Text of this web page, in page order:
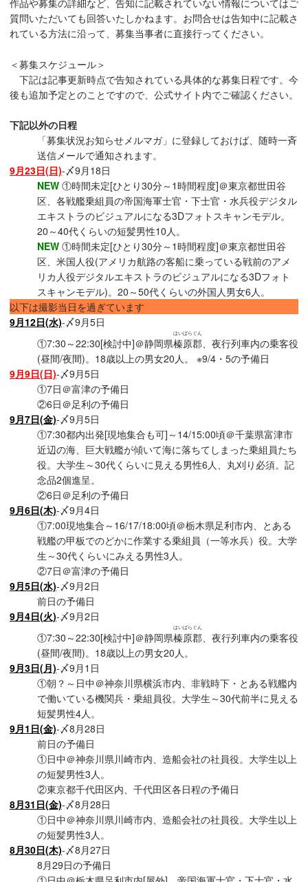
作品や募集の詳細など、告知に記載されていない情報についてはご
質問いただいても回答いたしかねます。お問合せは告知中に記載さ
れている方法に沿って、募集当事者に直接行ってください。
＜募集スケジュール＞
下記は記事更新時点で告知されている具体的な募集日程です。今
後も追加予定とのことですので、公式サイト内でご確認ください。
下記以外の日程
「募集状況お知らせメルマガ」に登録しておけば、随時一斉
送信メールで通知されます。
9月23日(日)-〆9月18日
NEW ①時間未定[ひとり30分～1時間程度]＠東京都世田谷
区、各戦艦乗組員の帝国海軍士官・下士官・水兵役デジタル
エキストラのビジュアルになる3Dフォトスキャンモデル。
20～40代くらいの短髪男性10人。
NEW ①時間未定[ひとり30分～1時間程度]＠東京都世田谷
区、米国人役(アメリカ航路の客船に乗っている戦前のアメ
リカ人役デジタルエキストラのビジュアルになる3Dフォト
スキャンモデル)。20～50代くらいの外国人男女6人。
以下は撮影当日を過ぎています
9月12日(水)-〆9月5日
①7:30～22:30[検討中]＠静岡県榛原郡
はいばらぐん
、夜行列車内の乗客役
(昼間/夜間)。18歳以上の男女20人。 ※9/4・5の予備日
9月9日(日)-〆9月5日
①7日＠富津の予備日
②6日＠足利の予備日
9月7日(金)-〆9月5日
①7:30都内出発[現地集合も可]～14/15:00頃＠千葉県富津市
近辺の海、巨大戦艦が傾いて海に落ちてしまった乗組員たち
役。大学生～30代くらいに見える男性6人、丸刈り必須。記
念品2個進呈。
②6日＠足利の予備日
9月6日(木)-〆9月4日
①7:00現地集合～16/17/18:00頃＠栃木県足利市内、とある
戦艦の甲板でのどかに作業する乗組員（一等水兵）役。大学
生～30代くらいにみえる男性3人。
②7日＠富津の予備日
9月5日(水)-〆9月2日
前日の予備日
9月4日(火)-〆9月2日
①7:30～22:30[検討中]＠静岡県榛原郡
はいばらぐん
、夜行列車内の乗客役
(昼間/夜間)。18歳以上の男女20人。
9月3日(月)-〆9月1日
①朝？～日中＠神奈川県横浜市内、非戦時下・とある戦艦内
で働いている機関兵・乗組員役。大学生～30代前半に見える
短髪男性4人。
9月1日(金)-〆8月28日
前日の予備日
①日中＠神奈川県川崎市内、造船会社の社員役。大学生以上
の短髪男性3人。
②東京都千代田区内、千代田区各日程の予備日
8月31日(金)-〆8月28日
①日中＠神奈川県川崎市内、造船会社の社員役。大学生以上
の短髪男性3人。
8月30日(木)-〆8月27日
8月29日の予備日